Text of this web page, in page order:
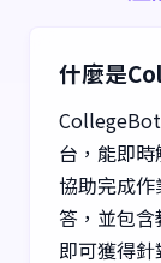
什麼是
台，能即
協助完成
答，並包
即可獲得針